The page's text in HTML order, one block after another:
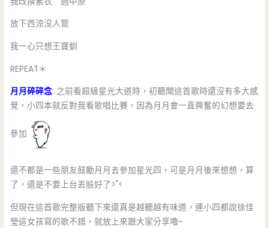
放下西涼沒人管
我一心只想王寶釧
REPEAT＊
月月碎碎念: 之前看超級星光大道時，初聽聞這首歌時還沒有多大感
覺，小四本就反對我看歌唱比賽，因為月月會一直興奮的幻想要去
參加
還不都是一些朋友鼓勵月月去參加星光四，可是月月後來想想，算
了，還是不要上台丟臉好了>"<
但現在這首歌完整版聽下來還真是越聽越有味道，連小四都說徐佳
瑩這女孩寫的歌不錯，就放上來跟大家分享嚕~